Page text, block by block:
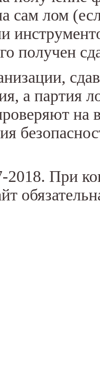
сам лом
получен
а партия
на
При